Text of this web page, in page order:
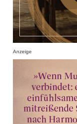
Anzeige